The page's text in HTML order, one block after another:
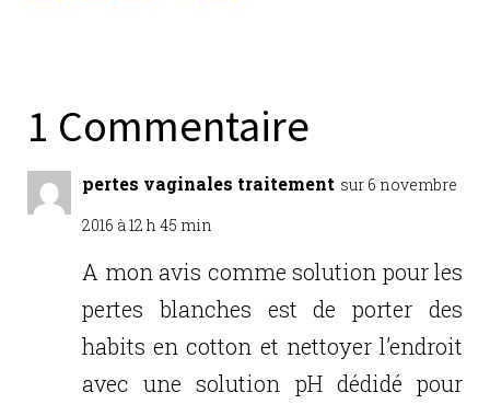
b
o
o
k
r dI
n
er
1 Commentaire
pertes vaginales traitement sur 6 novembre
2016 à 12 h 45 min
A mon avis comme solution pour les
pertes blanches est de porter des
habits en cotton et nettoyer l’endroit
avec une solution pH dédidé pour